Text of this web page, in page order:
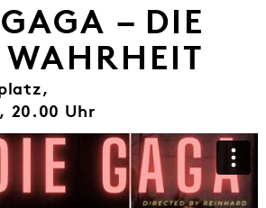
– DIE
20.00 Uhr